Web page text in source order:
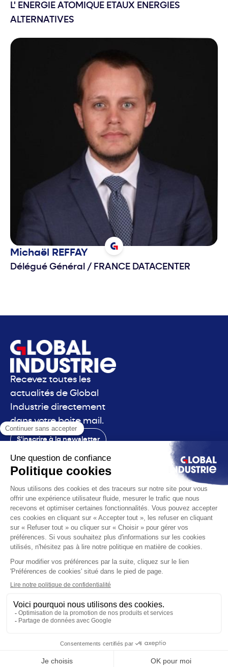
L' ENERGIE ATOMIQUE ETAUX ENERGIES
ALTERNATIVES
Michaël REFFAY
Délégué Général / FRANCE DATACENTER
Recevez toutes les
actualités de Global
Industrie directement
dans votre boite mail.
S'inscrire à la newsletter
Contact
Le salon
La voix
Les solutions
L'actualité
© 2026 Global Industrie. Tous droits réservés
Mentions légales
Éthique & conformité